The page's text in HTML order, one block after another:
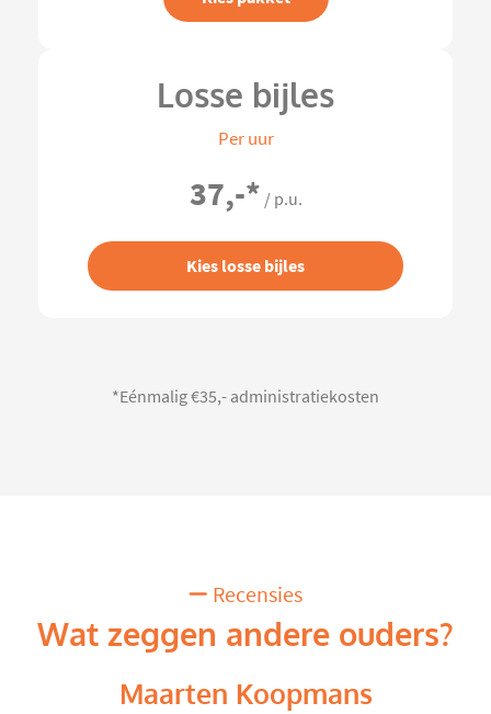
Losse bijles
Per uur
37,-* / p.u.
Kies losse bijles
*Eénmalig €35,- administratiekosten
Recensies
Wat zeggen andere ouders?
Maarten Koopmans